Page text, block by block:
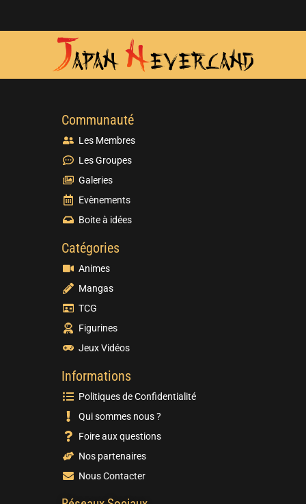
Communauté
Les Membres
Les Groupes
Galeries
Evènements
Boite à idées
Catégories
Animes
Mangas
TCG
Figurines
Jeux Vidéos
Informations
Politiques de Confidentialité
Qui sommes nous ?
Foire aux questions
Nos partenaires
Nous Contacter